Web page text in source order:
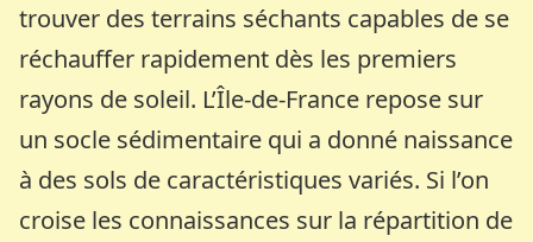
trouver des terrains séchants capables de se
réchauffer rapidement dès les premiers
rayons de soleil. L’Île-de-France repose sur
un socle sédimentaire qui a donné naissance
à des sols de caractéristiques variés. Si l’on
croise les connaissances sur la répartition de